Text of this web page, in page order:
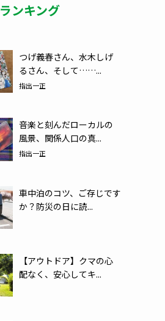
ランキング
つげ義春さん、水木しげ
るさん、そして……...
指出一正
音楽と刻んだローカルの
風景、関係人口の真...
指出一正
車中泊のコツ、ご存じです
か？防災の日に読...
【アウトドア】クマの心
配なく、安心してキ...